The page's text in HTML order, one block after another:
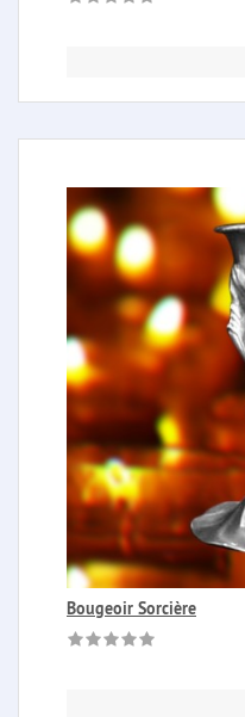
Bougeoir Sorcière